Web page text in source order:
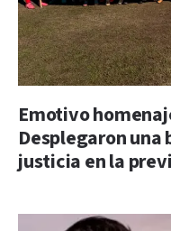
Emotivo
Desplegaron una
justicia en la